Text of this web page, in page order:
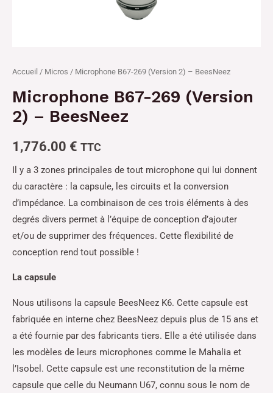
Accueil / Micros / Microphone B67-269 (Version 2) – BeesNeez
Microphone B67-269 (Version
2) – BeesNeez
1,776.00 € TTC
Il y a 3 zones principales de tout microphone qui lui donnent
du caractère : la capsule, les circuits et la conversion
d’impédance. La combinaison de ces trois éléments à des
degrés divers permet à l’équipe de conception d’ajouter
et/ou de supprimer des fréquences. Cette flexibilité de
conception rend tout possible !
La capsule
Nous utilisons la capsule BeesNeez K6. Cette capsule est
fabriquée en interne chez BeesNeez depuis plus de 15 ans et
a été fournie par des fabricants tiers. Elle a été utilisée dans
les modèles de leurs microphones comme le Mahalia et
l’Isobel. Cette capsule est une reconstitution de la même
capsule que celle du Neumann U67, connu sous le nom de